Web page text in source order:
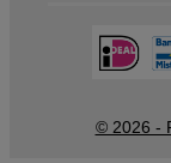
© 2026 -